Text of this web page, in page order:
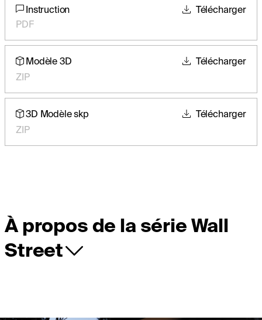
Instruction
PDF
Télécharger
Modèle 3D
ZIP
Télécharger
3D Modèle skp
ZIP
Télécharger
À propos de la série Wall
Street